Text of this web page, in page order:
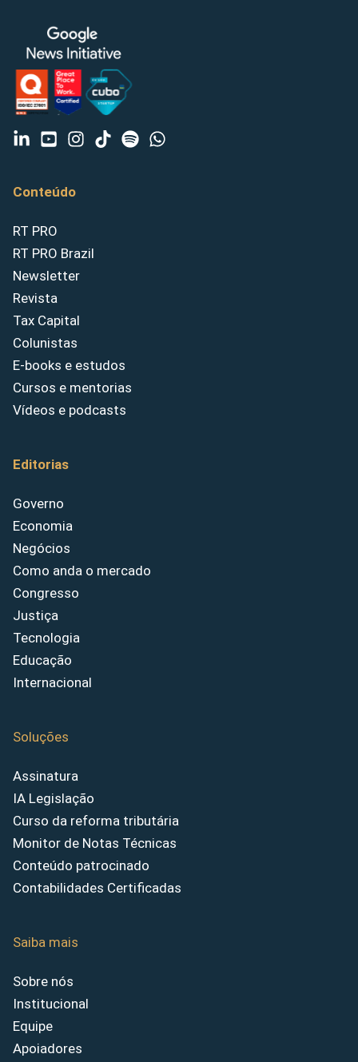
Conteúdo
RT PRO
RT PRO Brazil
Newsletter
Revista
Tax Capital
Colunistas
E-books e estudos
Cursos e mentorias
Vídeos e podcasts
Editorias
Governo
Economia
Negócios
Como anda o mercado
Congresso
Justiça
Tecnologia
Educação
Internacional
Soluções
Assinatura
IA Legislação
Curso da reforma tributária
Monitor de Notas Técnicas
Conteúdo patrocinado
Contabilidades Certificadas
Saiba mais
Sobre nós
Institucional
Equipe
Apoiadores